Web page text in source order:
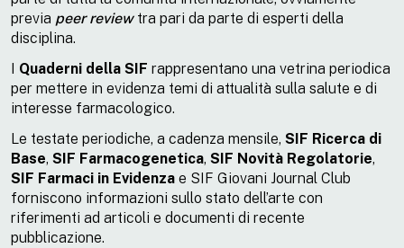
previa peer reviewtra pari da parte di esperti della
disciplina.
Quaderni della SIF rappresentano una vetrina periodica
per mettere in evidenza temi di attualità sulla salute e di
interesse farmacologico.
Le testate periodiche, a cadenza mensile, SIF Ricerca di
Base, SIF Farmacogenetica, SIF Novità Regolatorie,
SIF Farmaci in Evidenza e SIF Giovani Journal Club
forniscono informazioni sullo stato dell’arte con
riferimenti ad articoli e documenti di recente
pubblicazione.